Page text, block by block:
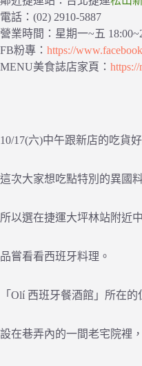
電話：(02) 2910-5887
營業時間：星期一~五
FB粉專： https://
MENU美食誌店家頁：
10/17(六)中午跟新店的吃貨
這次大家想吃點特別的異國料
所以選在捷運大坪林站附近
品嘗看看西班牙料理。
「Olí 西班牙餐酒館」所在的
設在巷弄內的一間老宅院裡，